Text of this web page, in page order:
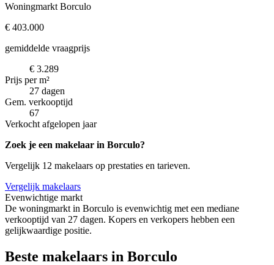
Woningmarkt Borculo
€ 403.000
gemiddelde vraagprijs
€ 3.289
Prijs per m²
27 dagen
Gem. verkooptijd
67
Verkocht afgelopen jaar
Zoek je een makelaar in Borculo?
Vergelijk 12 makelaars op prestaties en tarieven.
Vergelijk makelaars
Evenwichtige markt
De woningmarkt in Borculo is evenwichtig met een mediane
verkooptijd van 27 dagen. Kopers en verkopers hebben een
gelijkwaardige positie.
Beste makelaars in Borculo